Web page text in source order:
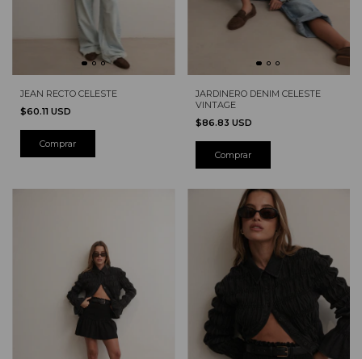
JEAN RECTO CELESTE
$60.11 USD
Comprar
JARDINERO DENIM CELESTE
VINTAGE
$86.83 USD
Comprar